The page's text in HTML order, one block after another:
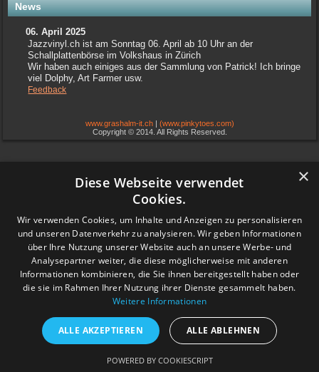
News
06. April 2025
Jazzvinyl.ch ist am Sonntag 06. April ab 10 Uhr an der
Schallplattenbörse im Volkshaus in Zürich
Wir haben auch einiges aus der Sammlung von Patrick! Ich bringe
viel Dolphy, Art Farmer usw.
Feedback
www.grashalm-it.ch| (www.pinkytoes.com)
Copyright © 2014. All Rights Reserved.
×
Diese Webseite verwendet
Cookies.
Wir verwenden Cookies, um Inhalte und Anzeigen zu personalisieren
und unseren Datenverkehr zu analysieren. Wir geben Informationen
über Ihre Nutzung unserer Website auch an unsere Werbe- und
Analysepartner weiter, die diese möglicherweise mit anderen
Informationen kombinieren, die Sie ihnen bereitgestellt haben oder
die sie im Rahmen Ihrer Nutzung ihrer Dienste gesammelt haben.
Weitere Informationen
ALLE AKZEPTIEREN ALLE ABLEHNEN
POWERED BY COOKIESCRIPT